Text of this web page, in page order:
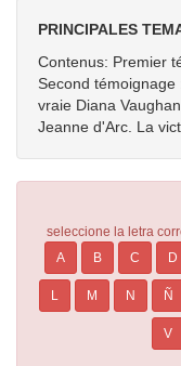
PRINCIPALES
Contenus: Premier
Second
vraie Diana
Jeanne d'Arc. La
seleccione la letra
A
B C D
L M N Ñ
V